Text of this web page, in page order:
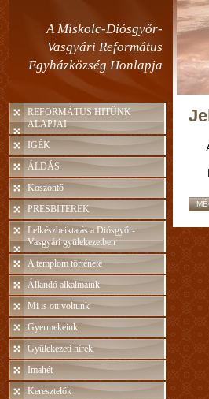
A Miskolc-Diósgyőr-
Vasgyári Református
Egyházközség Honlapja
REFORMÁTUS HITÜNK
ALAPJAI
IGÉK
ÁLDÁS
Köszöntő
PRESBITEREK
Lelkészbeiktatás a Diósgyőr-
Vasgyári gyülekezetben
A templom története
Állandó alkalmaink
Mi is ott voltunk
Gyermekeink
Gyülekezeti hírek
Imahét
Keresztelők